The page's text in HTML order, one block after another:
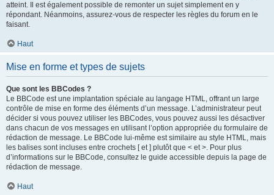
atteint. Il est également possible de remonter un sujet simplement en y
répondant. Néanmoins, assurez-vous de respecter les règles du forum en le
faisant.
Haut
Mise en forme et types de sujets
Que sont les BBCodes ?
Le BBCode est une implantation spéciale au langage HTML, offrant un large
contrôle de mise en forme des éléments d’un message. L’administrateur peut
décider si vous pouvez utiliser les BBCodes, vous pouvez aussi les désactiver
dans chacun de vos messages en utilisant l’option appropriée du formulaire de
rédaction de message. Le BBCode lui-même est similaire au style HTML, mais
les balises sont incluses entre crochets [ et ] plutôt que < et >. Pour plus
d’informations sur le BBCode, consultez le guide accessible depuis la page de
rédaction de message.
Haut